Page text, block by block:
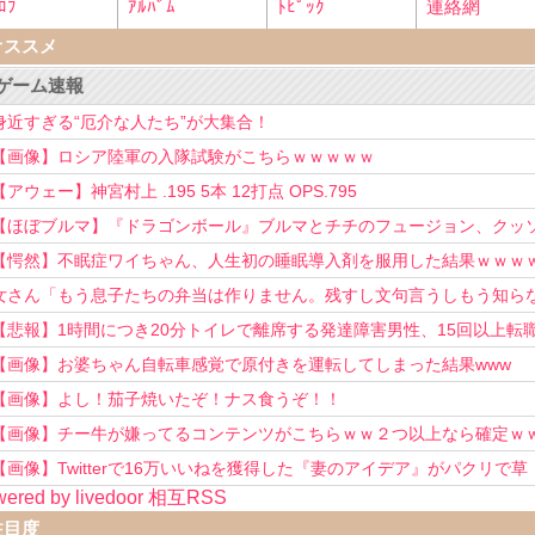
ﾌ
ｱﾙﾊﾞﾑ ﾄﾋﾟｯｸ
連絡網
スメ
ーム速報
近すぎる“厄介な人たち”が大集合！
【画像】ロシア陸軍の入隊試験がこちらｗｗｗｗｗ
【アウェー】神宮村上 .195 5本 12打点 OPS.795
【ほぼブルマ】『ドラゴンボール』ブルマとチチのフュージョン、クッ
可愛すぎるwwwwwww
【愕然】不眠症ワイちゃん、人生初の睡眠導入剤を服用した結果ｗｗｗ
さん「もう息子たちの弁当は作りません。残すし文句言うしもう知ら
い！」
【悲報】1時間につき20分トイレで離席する発達障害男性、15回以上転
を重ねてしまう
【画像】お婆ちゃん自転車感覚で原付きを運転してしまった結果www
【画像】よし！茄子焼いたぞ！ナス食うぞ！！
【画像】チー牛が嫌ってるコンテンツがこちらｗｗ２つ以上なら確定ｗ
【画像】Twitterで16万いいねを獲得した『妻のアイデア』がパクリで草
by livedoor 相互RSS
目度